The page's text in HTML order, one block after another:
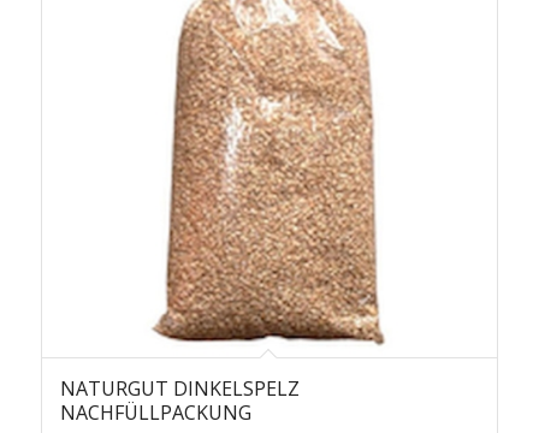
5.00
NATURGUT DINKELSPELZ
NACHFÜLLPACKUNG